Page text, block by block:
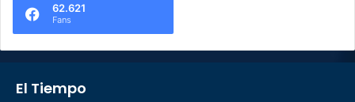
62.621
Fans
El Tiempo